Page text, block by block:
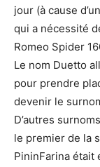
jour (à cause
qui a nécessité
Romeo Spider
Le nom Duetto
pour prendre
devenir le
D’autres
le premier de la
PininFarina était